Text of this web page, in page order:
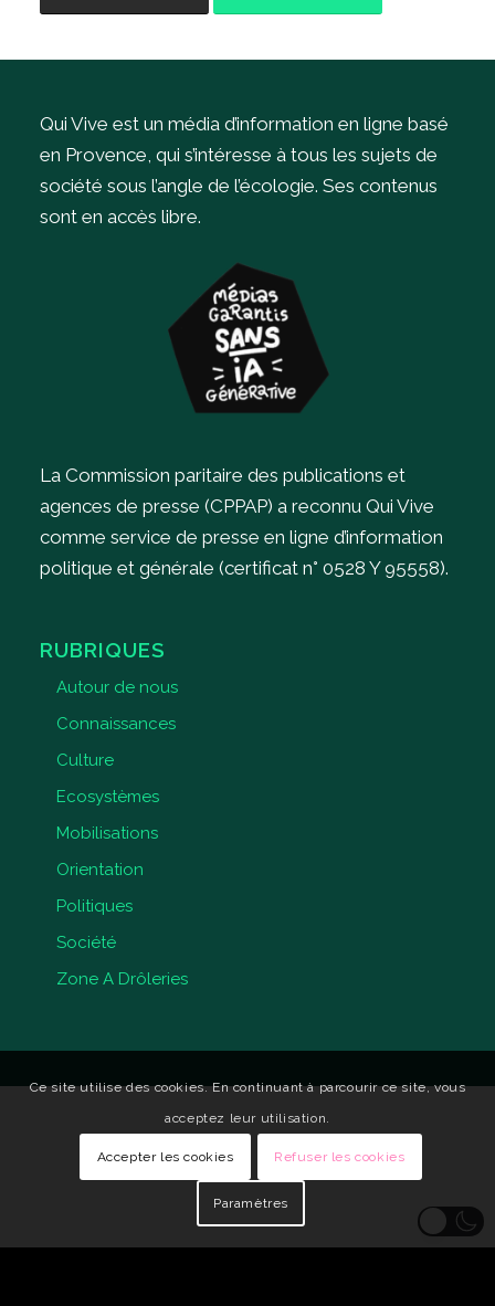
Qui Vive est un média d’information en ligne basé
en Provence, qui s’intéresse à tous les sujets de
société sous l’angle de l’écologie. Ses contenus
sont en accès libre.
La Commission paritaire des publications et
agences de presse (CPPAP) a reconnu Qui Vive
comme service de presse en ligne d’information
politique et générale (certificat n° 0528 Y 95558).
RUBRIQUES
Autour de nous
Connaissances
Culture
Ecosystèmes
Mobilisations
Orientation
Politiques
Société
Zone A Drôleries
Ce site utilise des cookies. En continuant à parcourir ce site, vous
acceptez leur utilisation.
Accepter les cookies Refuser les cookies
Paramètres